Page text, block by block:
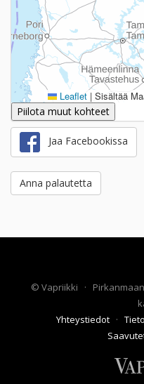
Leaflet | Sisältää
Piilota muut kohteet
Jaa Facebookissa
Anna palautetta
© Vapriikki ·
Yhteystiedot ·